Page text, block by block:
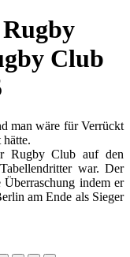
Club
man wäre für Verrückt
Rugby Club auf den
war. Der
indem er
am Ende als Sieger